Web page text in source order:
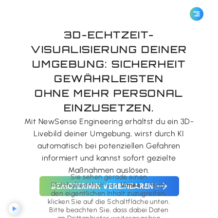
3D-ECHTZEIT-
VISUALISIERUNG DEINER
UMGEBUNG: SICHERHEIT
GEWÄHRLEISTEN
OHNE MEHR PERSONAL
EINZUSETZEN.
Mit NewSense Engineering erhältst du ein 3D-
Livebild deiner Umgebung, wirst durch KI
automatisch bei potenziellen Gefahren
informiert und kannst sofort gezielte
Maßnahmen auslösen.
DEMOTERMIN VEREINBAREN
Sie sehen gerade einen
Platzhalterinhalt vonVimeo. Um auf
den eigentlichen Inhalt zuzugreifen,
klicken Sie auf die Schaltfläche unten.
Bitte beachten Sie, dass dabei Daten